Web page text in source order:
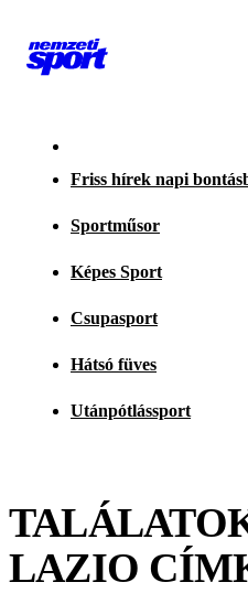
Friss hírek napi
Sportműsor
Képes Sport
Csupasport
Hátsó füves
Utánpótlássport
LAZIO